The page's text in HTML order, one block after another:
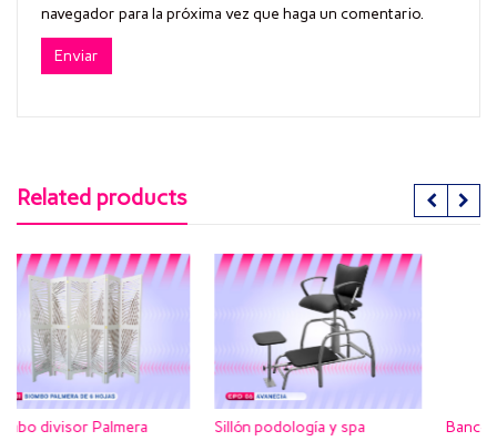
navegador para la próxima vez que haga un comentario.
Related products
Sillón podología y spa
Banco para pedicure